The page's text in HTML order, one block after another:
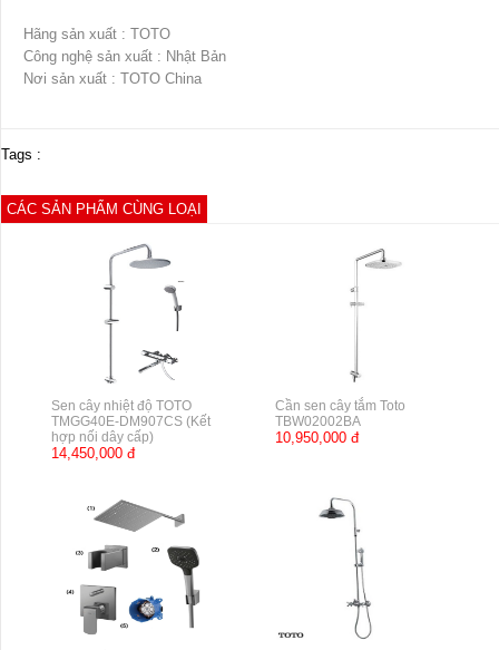
Hãng sản xuất : TOTO
Công nghệ sản xuất : Nhật Bản
Nơi sản xuất : TOTO China
Tags :
CÁC SẢN PHẨM CÙNG LOẠI
Sen cây nhiệt độ TOTO
TMGG40E-DM907CS (Kết
hợp nối dây cấp)
14,450,000 đ
Cần sen cây tắm Toto
TBW02002BA
10,950,000 đ